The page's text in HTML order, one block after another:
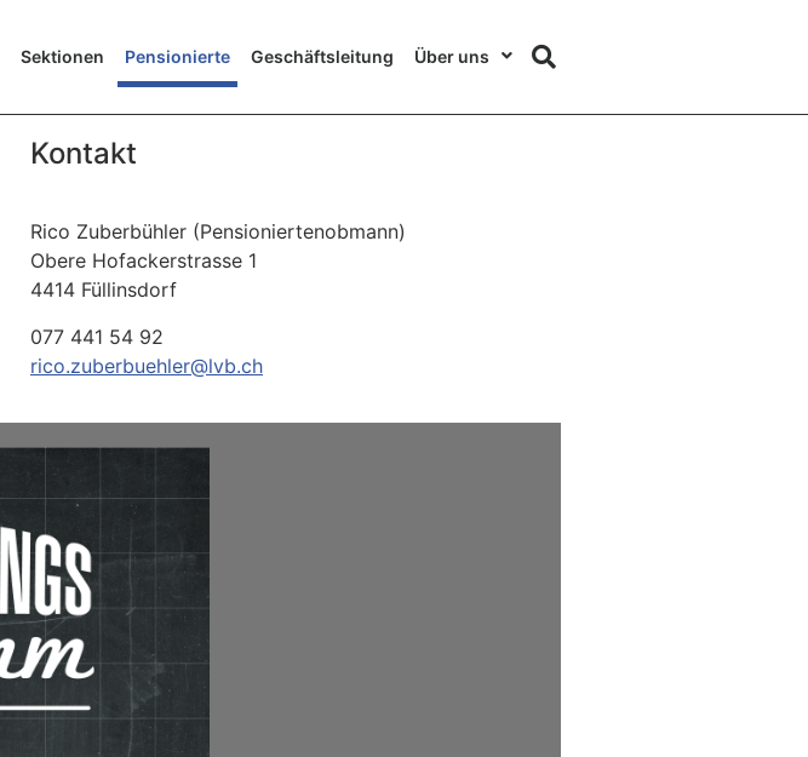
Sektionen Pensionierte Geschäftsleitung Über uns
Kontakt
Rico Zuberbühler (Pensioniertenobmann)
Obere Hofackerstrasse 1
4414 Füllinsdorf
077 441 54 92
rico.zuberbuehler@lvb.ch